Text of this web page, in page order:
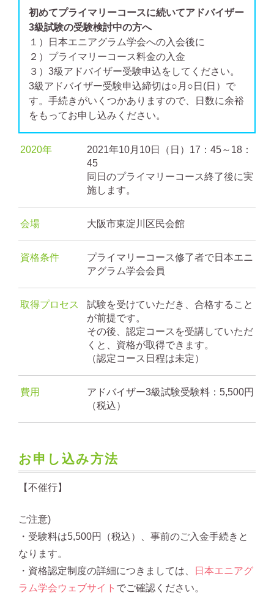
初めてプライマリーコースに続いてアドバイザー
3級試験の受験検討中の方へ
１）日本エニアグラム学会への入会後に
２）プライマリーコース料金の入金
３）3級アドバイザー受験申込をしてください。
3級アドバイザー受験申込締切は○月○日(日）で
す。手続きがいくつかありますので、日数に余裕
をもってお申し込みください。
2020年
2021年10月10日（日）17：45～18：
45
同日のプライマリーコース終了後に実
施します。
会場 大阪市東淀川区民会館
資格条件
プライマリーコース修了者で日本エニ
アグラム学会会員
取得プロセス
試験を受けていただき、合格すること
が前提です。
その後、認定コースを受講していただ
くと、資格が取得できます。
（認定コース日程は未定）
費用
アドバイザー3級試験受験料：5,500円
（税込）
お申し込み方法
【不催行】
ご注意)
・受験料は5,500円（税込）、事前のご入金手続きと
なります。
・資格認定制度の詳細につきましては、
日本エニアグ
ラム学会ウェブサイト でご確認ください。